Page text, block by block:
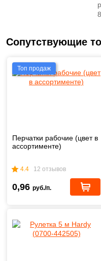
Сопутствующие
Топ продаж
Перчатки рабочие (цвет в
ассортименте)
4.4 12 отзывов
0,96 руб./п.